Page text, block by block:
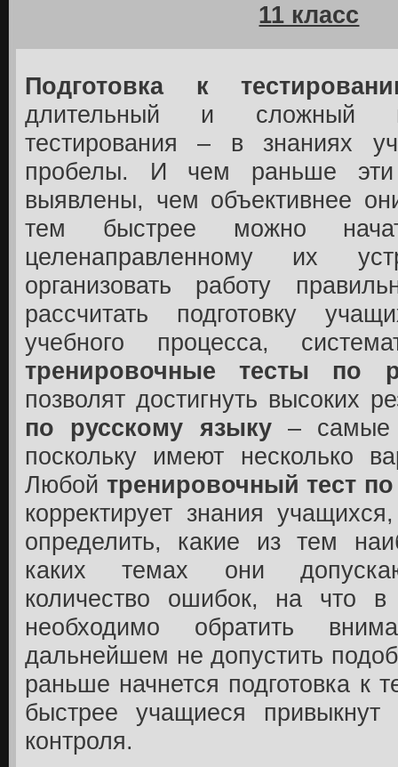
11 класс
Подготовка к
длительный и сложный
тестирования – в знаниях
пробелы. И чем раньше эти
выявлены, чем объективнее
тем быстрее можно
целенаправленному их
организовать работу
рассчитать подготовку
учебного процесса,
тренировочные тесты по
позволят достигнуть высоких
по русскому языку– самые
поскольку имеют несколько
Любой тренировочный тест
корректирует знания
определить, какие из тем
каких темах они
количество ошибок, на что в
необходимо обратить
дальнейшем не допустить
раньше начнется подготовка к
быстрее учащиеся
контроля.